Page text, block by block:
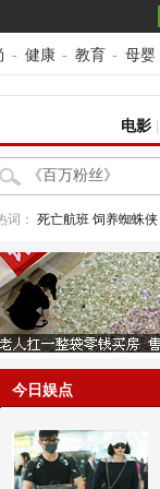
- 健康 - 教育 - 母婴
电影
词： 死亡航班 饲养蜘蛛侠
今日娱点